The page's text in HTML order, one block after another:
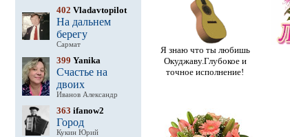
402 Vladavtopilot
На дальнем
берегу
Сармат
399 Yanika
Счастье на
двоих
Иванов Александр
363 ifanow2
Город
Кукин Юрий
Я знаю что ты любишь
Окуджаву.Глубокое и
точное исполнение!